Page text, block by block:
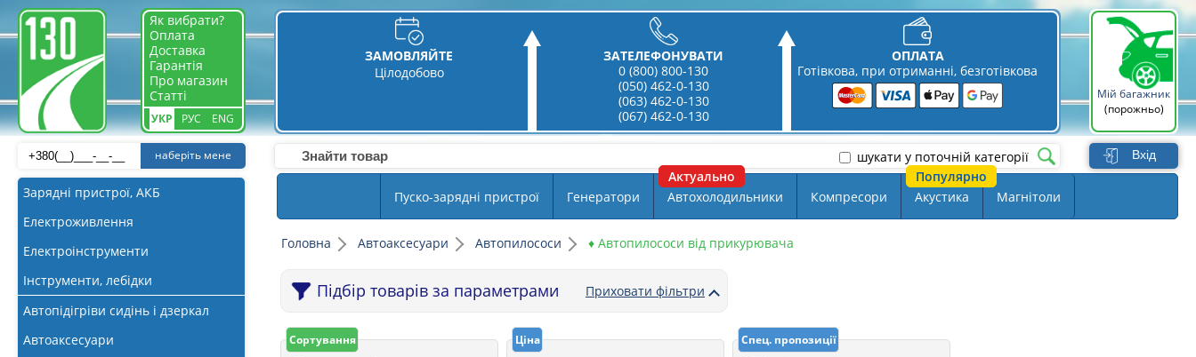
Як вибрати?
Оплата
Доставка
Гарантія
Про магазин
Статті
УКР РУС ENG
наберіть мене
ЗАМОВЛЯЙТЕ
Цілодобово
ЗАТЕЛЕФОНУВАТИ
0 (800) 800-130
(050) 462-0-130
(063) 462-0-130
(067) 462-0-130
ОПЛАТА
Готівкова, при отриманні, безготівкова
шукати у поточній категорії
Мій багажник
(порожньо)
Вхід
Зарядні пристрої, АКБ
Електроживлення
Електроінструменти
Інструменти, лебідки
Автопідігріви сидінь і дзеркал
Автоаксесуари
Пуско-зарядні пристрої Генератори Автохолодильники Компресори Акустика Магнітоли
Головна Автоаксесуари Автопилососи ♦ Автопилососи від прикурювача
Підбір товарів за параметрами Приховати фільтри
Сортування
Ціна
Спец. пропозиції